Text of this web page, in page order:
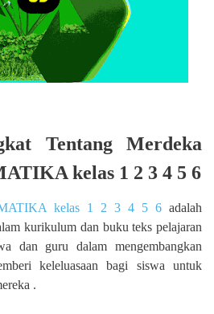
Tentang Merdeka
kelas 1 2 3 4 5 6
kelas 1 2 3 4 5 6 adalah
kurikulum dan buku teks pelajaran
dan guru dalam mengembangkan
keleluasaan bagi siswa untuk
.